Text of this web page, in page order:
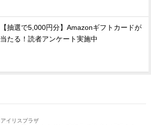
【抽選で5,000円分】Amazonギフトカードが
当たる！読者アンケート実施中
アイリスプラザ